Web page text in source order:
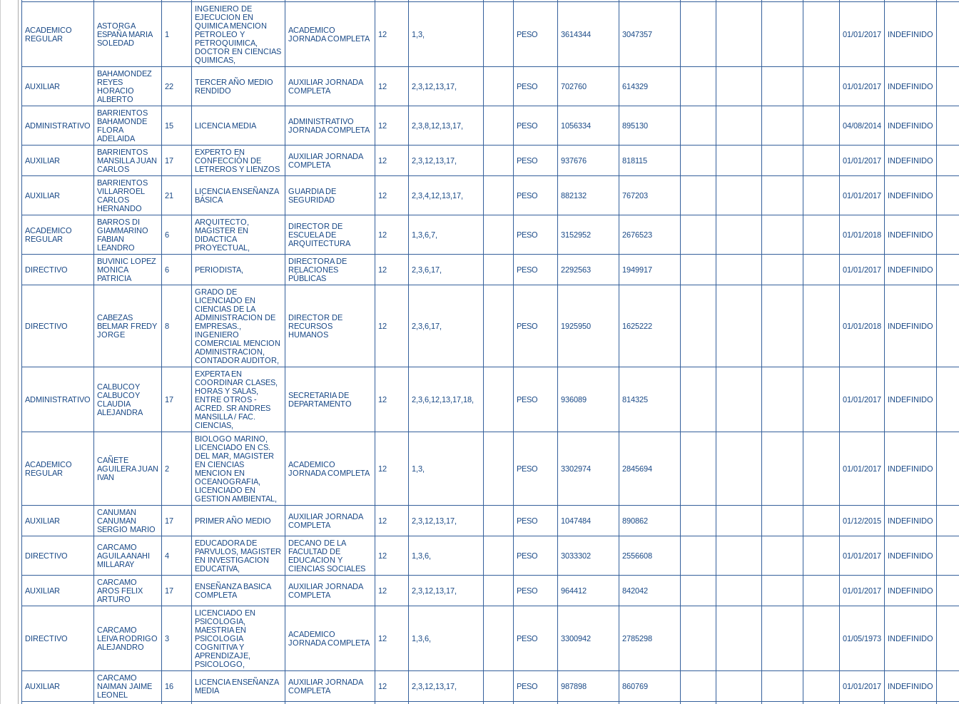
ACADEMICO
REGULAR
ASTORGA
ESPAÑA MARIA
SOLEDAD
1
INGENIERO DE
EJECUCION EN
QUIMICA MENCION
PETROLEO Y
PETROQUIMICA,
DOCTOR EN CIENCIAS
QUIMICAS,
ACADEMICO
JORNADA COMPLETA
12 1,3, PESO 3614344 3047357 01/01/2017 INDEFINIDO
AUXILIAR
BAHAMONDEZ
REYES
HORACIO
ALBERTO
22
TERCER AÑO MEDIO
RENDIDO
AUXILIAR JORNADA
COMPLETA
12 2,3,12,13,17, PESO 702760 614329 01/01/2017 INDEFINIDO
ADMINISTRATIVO
BARRIENTOS
BAHAMONDE
FLORA
ADELAIDA
15 LICENCIA MEDIA
ADMINISTRATIVO
JORNADA COMPLETA
12 2,3,8,12,13,17, PESO 1056334 895130 04/08/2014 INDEFINIDO
AUXILIAR
BARRIENTOS
MANSILLA JUAN
CARLOS
17
EXPERTO EN
CONFECCIÓN DE
LETREROS Y LIENZOS
AUXILIAR JORNADA
COMPLETA
12 2,3,12,13,17, PESO 937676 818115 01/01/2017 INDEFINIDO
AUXILIAR
BARRIENTOS
VILLARROEL
CARLOS
HERNANDO
21
LICENCIA ENSEÑANZA
BÁSICA
GUARDIA DE
SEGURIDAD
12 2,3,4,12,13,17, PESO 882132 767203 01/01/2017 INDEFINIDO
ACADEMICO
REGULAR
BARROS DI
GIAMMARINO
FABIAN
LEANDRO
6
ARQUITECTO,
MAGISTER EN
DIDACTICA
PROYECTUAL,
DIRECTOR DE
ESCUELA DE
ARQUITECTURA
12 1,3,6,7, PESO 3152952 2676523 01/01/2018 INDEFINIDO
DIRECTIVO
BUVINIC LOPEZ
MONICA
PATRICIA
6 PERIODISTA,
DIRECTORA DE
RELACIONES
PÚBLICAS
12 2,3,6,17, PESO 2292563 1949917 01/01/2017 INDEFINIDO
DIRECTIVO
CABEZAS
BELMAR FREDY
JORGE
8
GRADO DE
LICENCIADO EN
CIENCIAS DE LA
ADMINISTRACION DE
EMPRESAS.,
INGENIERO
COMERCIAL MENCION
ADMINISTRACION,
CONTADOR AUDITOR,
DIRECTOR DE
RECURSOS
HUMANOS
12 2,3,6,17, PESO 1925950 1625222 01/01/2018 INDEFINIDO
ADMINISTRATIVO
CALBUCOY
CALBUCOY
CLAUDIA
ALEJANDRA
17
EXPERTA EN
COORDINAR CLASES,
HORAS Y SALAS,
ENTRE OTROS -
ACRED. SR ANDRES
MANSILLA / FAC.
CIENCIAS,
SECRETARIA DE
DEPARTAMENTO
12 2,3,6,12,13,17,18, PESO 936089 814325 01/01/2017 INDEFINIDO
ACADEMICO
REGULAR
CAÑETE
AGUILERA JUAN
IVAN
2
BIOLOGO MARINO,
LICENCIADO EN CS.
DEL MAR, MAGISTER
EN CIENCIAS
MENCION EN
OCEANOGRAFIA,
LICENCIADO EN
GESTION AMBIENTAL,
ACADEMICO
JORNADA COMPLETA
12 1,3, PESO 3302974 2845694 01/01/2017 INDEFINIDO
AUXILIAR
CANUMAN
CANUMAN
SERGIO MARIO
17 PRIMER AÑO MEDIO
AUXILIAR JORNADA
COMPLETA
12 2,3,12,13,17, PESO 1047484 890862 01/12/2015 INDEFINIDO
DIRECTIVO
CARCAMO
AGUILA ANAHI
MILLARAY
4
EDUCADORA DE
PARVULOS, MAGISTER
EN INVESTIGACION
EDUCATIVA,
DECANO DE LA
FACULTAD DE
EDUCACION Y
CIENCIAS SOCIALES
12 1,3,6, PESO 3033302 2556608 01/01/2017 INDEFINIDO
AUXILIAR
CARCAMO
AROS FELIX
ARTURO
17
ENSEÑANZA BASICA
COMPLETA
AUXILIAR JORNADA
COMPLETA
12 2,3,12,13,17, PESO 964412 842042 01/01/2017 INDEFINIDO
DIRECTIVO
CARCAMO
LEIVA RODRIGO
ALEJANDRO
3
LICENCIADO EN
PSICOLOGIA,
MAESTRIA EN
PSICOLOGIA
COGNITIVA Y
APRENDIZAJE,
PSICOLOGO,
ACADEMICO
JORNADA COMPLETA
12 1,3,6, PESO 3300942 2785298 01/05/1973 INDEFINIDO
AUXILIAR
CARCAMO
NAIMAN JAIME
LEONEL
16
LICENCIA ENSEÑANZA
MEDIA
AUXILIAR JORNADA
COMPLETA
12 2,3,12,13,17, PESO 987898 860769 01/01/2017 INDEFINIDO